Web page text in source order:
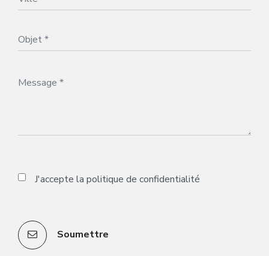
J'accepte la politique de confidentialité
Soumettre